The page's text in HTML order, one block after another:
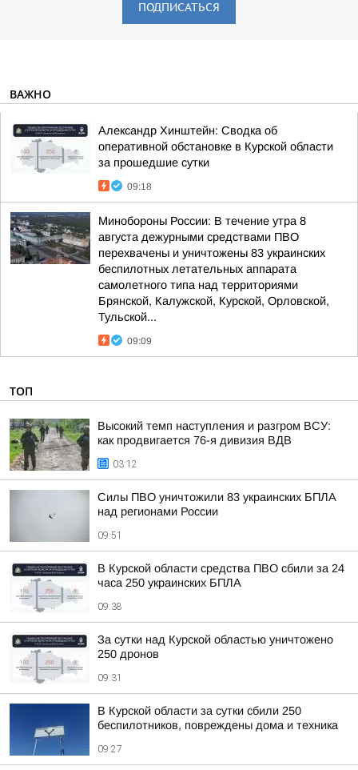
ПОДПИСАТЬСЯ
ВАЖНО
Александр Хинштейн: Сводка об
оперативной обстановке в Курской области
за прошедшие сутки
09:18
Минобороны России: В течение утра 8
августа дежурными средствами ПВО
перехвачены и уничтожены 83 украинских
беспилотных летательных аппарата
самолетного типа над территориями
Брянской, Калужской, Курской, Орловской,
Тульской...
09:09
ТОП
Высокий темп наступления и разгром ВСУ:
как продвигается 76-я дивизия ВДВ
03:12
Силы ПВО уничтожили 83 украинских БПЛА
над регионами России
09:51
В Курской области средства ПВО сбили за 24
часа 250 украинских БПЛА
09:38
За сутки над Курской областью уничтожено
250 дронов
09:31
В Курской области за сутки сбили 250
беспилотников, повреждены дома и техника
09:27